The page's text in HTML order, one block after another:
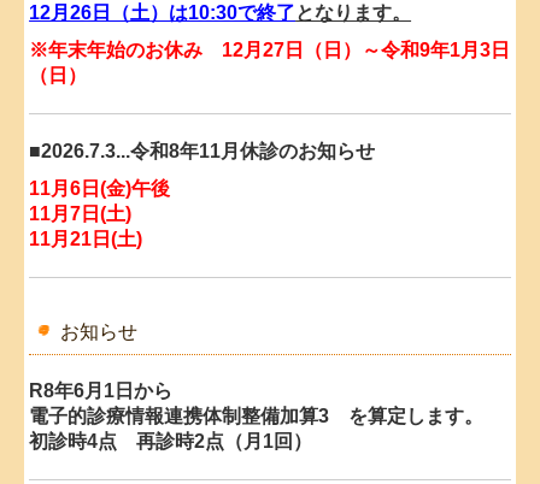
12月26日（土）は10:30で終了となります。
※年末年始のお休み 12月27日（日）～令和9年1月3日
（日）
■2026.7.3...令和8年11月休診のお知らせ
11月6日(金)午後
11月7日(土)
11月21日(土)
10月10日(土)
10月23日
(金)午後
10月24日(土)
■2026.4.28...令和8年9月休診のお知らせ
お知らせ
R8年6月1日から
電子的診療情報連携体制整備加算3 を算定します。
初診時4点 再診時2点（月1回）